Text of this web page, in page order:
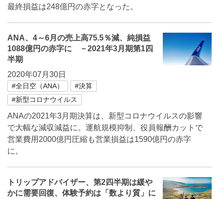
最終損益は248億円の赤字となった。
ANA、4～6月の売上高75.5％減、純損益
1088億円の赤字に －2021年3月期第1四
半期
2020年07月30日
#全日空（ANA）
#決算
#新型コロナウイルス
ANAの2021年3月期決算は、新型コロナウイルスの影響
で大幅な減収減益に。運航規模抑制、役員報酬カットで
営業費用2000億円圧縮も営業損益は1590億円の赤字
に。
トリップアドバイザー、第2四半期は緩や
かに需要回復、体験予約は「数より質」に